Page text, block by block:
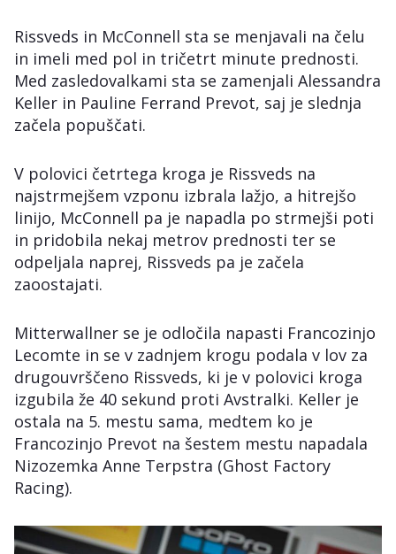
Rissveds in McConnell sta se menjavali na čelu
in imeli med pol in tričetrt minute prednosti.
Med zasledovalkami sta se zamenjali Alessandra
Keller in Pauline Ferrand Prevot, saj je slednja
začela popuščati.
V polovici četrtega kroga je Rissveds na
najstrmejšem vzponu izbrala lažjo, a hitrejšo
linijo, McConnell pa je napadla po strmejši poti
in pridobila nekaj metrov prednosti ter se
odpeljala naprej, Rissveds pa je začela
zaoostajati.
Mitterwallner se je odločila napasti Francozinjo
Lecomte in se v zadnjem krogu podala v lov za
drugouvrščeno Rissveds, ki je v polovici kroga
izgubila že 40 sekund proti Avstralki. Keller je
ostala na 5. mestu sama, medtem ko je
Francozinjo Prevot na šestem mestu napadala
Nizozemka Anne Terpstra (Ghost Factory
Racing).